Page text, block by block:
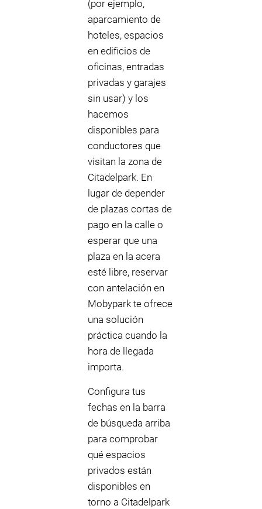
(por ejemplo,
aparcamiento de
hoteles, espacios
en edificios de
oficinas, entradas
privadas y garajes
sin usar) y los
hacemos
disponibles para
conductores que
visitan la zona de
Citadelpark. En
lugar de depender
de plazas cortas de
pago en la calle o
esperar que una
plaza en la acera
esté libre, reservar
con antelación en
Mobypark te ofrece
una solución
práctica cuando la
hora de llegada
importa.
Configura tus
fechas en la barra
de búsqueda arriba
para comprobar
qué espacios
privados están
disponibles en
torno a Citadelpark